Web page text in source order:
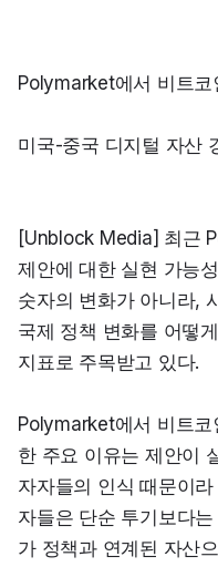
Polymarket에서 비트
미국-중국 디지털 자산
[Unblock Media] 최근
제안에 대한 실현 가능
숫자의 변화가 아니라,
국제 정책 변화를 어떻
지표로 주목받고 있다.
Polymarket에서 비트
한 주요 이유는 제안이
자자들의 인식 때문이
자들은 단순 투기보다
가 정책과 연계된 자산